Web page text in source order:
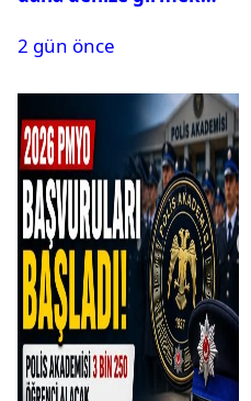
2 gün önce